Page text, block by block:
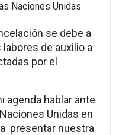
Naciones Unidas
se debe a
de auxilio a
por el
agenda hablar ante
Unidas en
presentar nuestra